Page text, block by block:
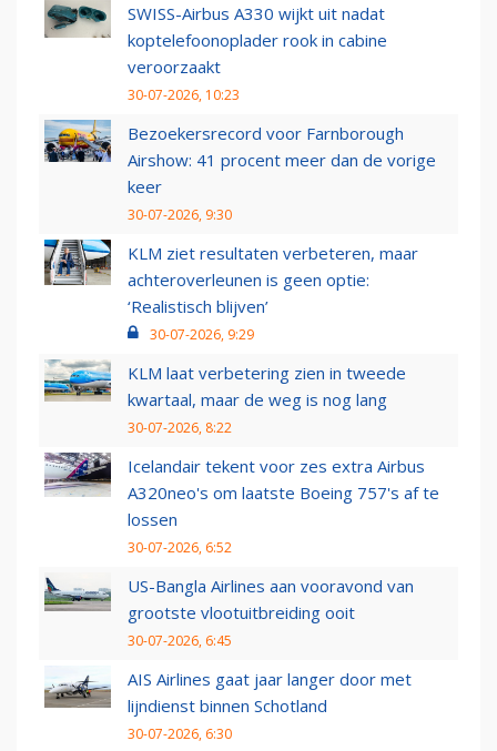
SWISS-Airbus A330 wijkt uit nadat
koptelefoonoplader rook in cabine
veroorzaakt
30-07-2026, 10:23
Bezoekersrecord voor Farnborough
Airshow: 41 procent meer dan de vorige
keer
30-07-2026, 9:30
KLM ziet resultaten verbeteren, maar
achteroverleunen is geen optie:
‘Realistisch blijven’
30-07-2026, 9:29
KLM laat verbetering zien in tweede
kwartaal, maar de weg is nog lang
30-07-2026, 8:22
Icelandair tekent voor zes extra Airbus
A320neo's om laatste Boeing 757's af te
lossen
30-07-2026, 6:52
US-Bangla Airlines aan vooravond van
grootste vlootuitbreiding ooit
30-07-2026, 6:45
AIS Airlines gaat jaar langer door met
lijndienst binnen Schotland
30-07-2026, 6:30